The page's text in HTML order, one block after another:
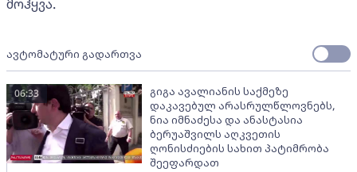
მოჰყვა.
ავტომატური გადართვა
გიგა ავალიანის საქმეზე
დაკავებულ არასრულწლოვნებს,
ნია იმნაძესა და ანასტასია
ბერუაშვილს აღკვეთის
ღონისძიების სახით პატიმრობა
შეეფარდათ
06:33